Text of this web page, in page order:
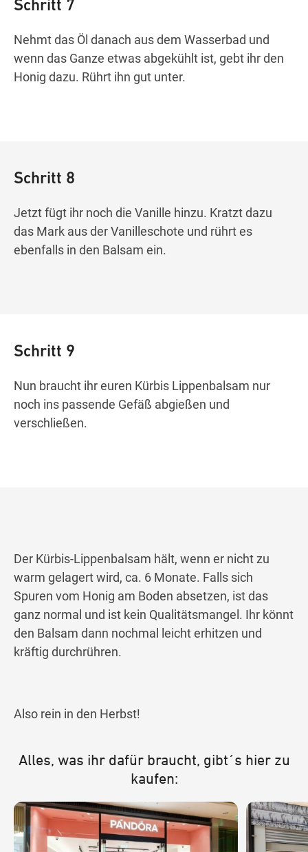
Schritt 7
Nehmt das Öl danach aus dem Wasserbad und
wenn das Ganze etwas abgekühlt ist, gebt ihr den
Honig dazu. Rührt ihn gut unter.
Schritt 8
Jetzt fügt ihr noch die Vanille hinzu. Kratzt dazu
das Mark aus der Vanilleschote und rührt es
ebenfalls in den Balsam ein.
Schritt 9
Nun braucht ihr euren Kürbis Lippenbalsam nur
noch ins passende Gefäß abgießen und
verschließen.
Der Kürbis-Lippenbalsam hält, wenn er nicht zu
warm gelagert wird, ca. 6 Monate. Falls sich
Spuren vom Honig am Boden absetzen, ist das
ganz normal und ist kein Qualitätsmangel. Ihr könnt
den Balsam dann nochmal leicht erhitzen und
kräftig durchrühren.
Also rein in den Herbst!
Alles, was ihr dafür braucht, gibt´s hier zu
kaufen: